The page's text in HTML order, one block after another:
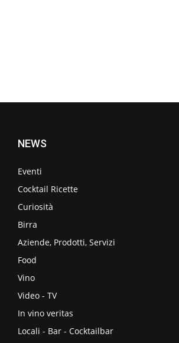
NEWS
Eventi
Cocktail Ricette
Curiosità
Birra
Aziende, Prodotti, Servizi
Food
Vino
Video - TV
In vino veritas
Locali - Bar - Cocktailbar